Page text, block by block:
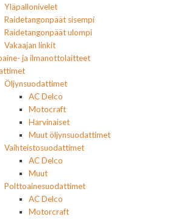
Yläpallonivelet
Raidetangonpäät sisempi
Raidetangonpäät ulompi
Vakaajan linkit
ja ilmanottolaitteet
Öljynsuodattimet
AC Delco
Motocraft
Harvinaiset
Muut öljynsuodattimet
Vaihteistosuodattimet
AC Delco
Muut
Polttoainesuodattimet
AC Delco
Motorcraft